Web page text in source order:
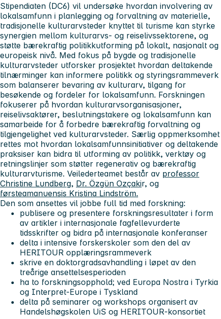
Stipendiaten (DC6) vil undersøke hvordan involvering av
lokalsamfunn i planlegging og forvaltning av materielle,
tradisjonelle kulturarvsteder knyttet til turisme kan styrke
synergien mellom kulturarvs- og reiselivssektorene, og
støtte bærekraftig politikkutforming på lokalt, nasjonalt og
europeisk nivå. Med fokus på bygde og tradisjonelle
kulturarvsteder utforsker prosjektet hvordan deltakende
tilnærminger kan informere politikk og styringsrammeverk
som balanserer bevaring av kulturarv, tilgang for
besøkende og fordeler for lokalsamfunn. Forskningen
fokuserer på hvordan kulturarvsorganisasjoner,
reiselivsaktører, beslutningstakere og lokalsamfunn kan
samarbeide for å forbedre bærekraftig forvaltning og
tilgjengelighet ved kulturarvsteder. Særlig oppmerksomhet
rettes mot hvordan lokalsamfunnsinitiativer og deltakende
praksiser kan bidra til utforming av politikk, verktøy og
retningslinjer som støtter regenerativ og bærekraftig
kulturarvturisme. Veilederteamet består av professor
Christine Lundberg, Dr. Özgün Ozçakir, og
førsteamanuensis Kristina Lindström.
Den som ansettes vil jobbe full tid med forskning:
publisere og presentere forskningsresultater i form
av artikler i internasjonale fagfellevurderte
tidsskrifter og bidra på internasjonale konferanser
delta i intensive forskerskoler som den del av
HERITOUR opplæringsrammeverk
skrive en doktorgradsavhandling i løpet av den
treårige ansettelsesperioden
ha to forskningsopphold; ved Europa Nostra i Tyrkia
og Interpret-Europe i Tyskland
delta på seminarer og workshops organisert av
Handelshøgskolen UiS og HERITOUR‑konsortiet